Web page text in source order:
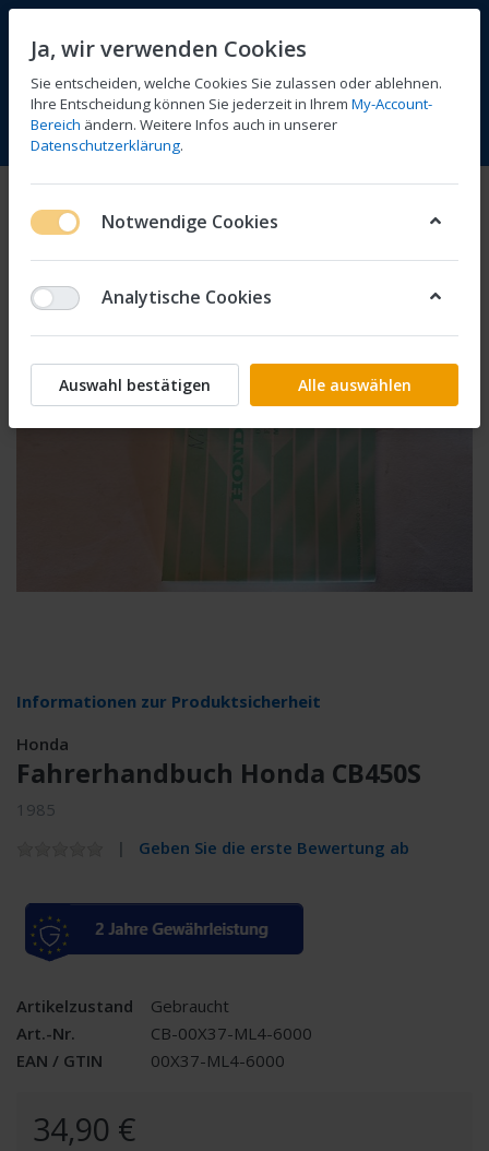
Menü Anmelden Vergleichen Wunschliste
Informationen zur Produktsicherheit
Honda
Fahrerhandbuch Honda CB450S
1985
Geben Sie die erste Bewertung ab
Artikelzustand
Gebraucht
Art.-Nr.
CB-00X37-ML4-6000
EAN / GTIN
00X37-ML4-6000
34,90 €
Ja, wir verwenden Cookies
Sie entscheiden, welche Cookies Sie zulassen oder ablehnen.
Ihre Entscheidung können Sie jederzeit in Ihrem My-Account-
Bereich ändern. Weitere Infos auch in unserer
Datenschutzerklärung.
Notwendige Cookies
Analytische Cookies
Auswahl bestätigen Alle auswählen